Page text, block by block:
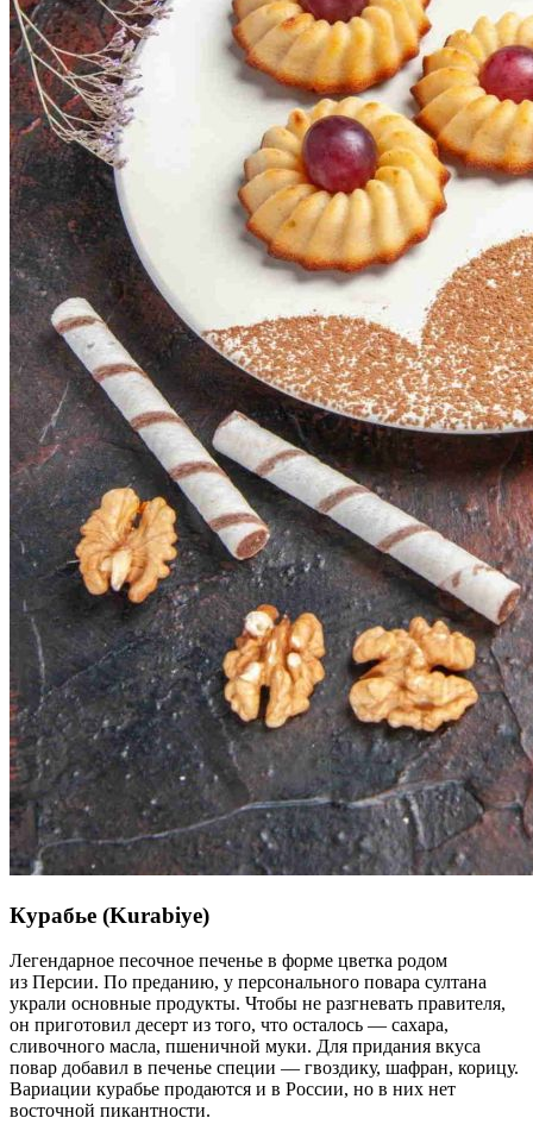
Курабье (Kurabiye)
Легендарное песочное печенье в форме цветка родом
из Персии. По преданию, у персонального повара султана
украли основные продукты. Чтобы не разгневать правителя,
он приготовил десерт из того, что осталось — сахара,
сливочного масла, пшеничной муки. Для придания вкуса
повар добавил в печенье специи — гвоздику, шафран, корицу.
Вариации курабье продаются и в России, но в них нет
восточной пикантности.